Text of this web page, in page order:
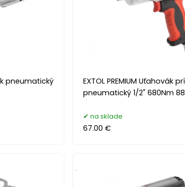
pneumatický
EXTOL PREMIUM Uťahovák
pneumatický 1/2" 680Nm
na sklade
67.00 €
.